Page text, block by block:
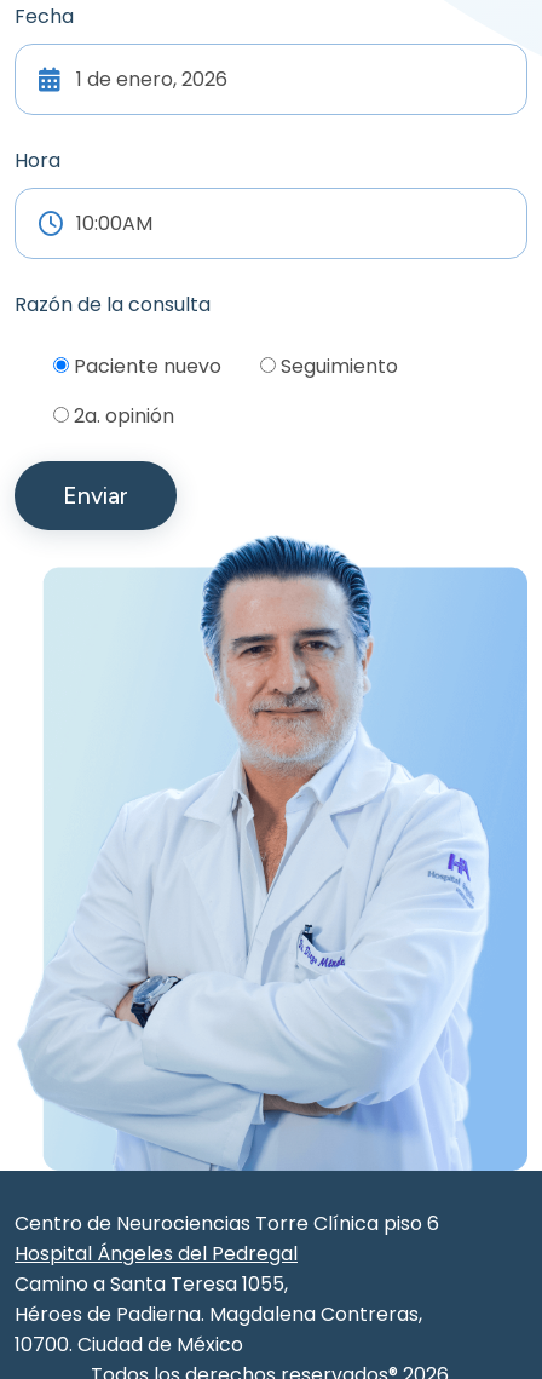
Fecha
Hora
Razón de la consulta
Paciente nuevo
Seguimiento
2a. opinión
Centro de Neurociencias Torre Clínica piso 6
Hospital Ángeles del Pedregal
Camino a Santa Teresa 1055,
Héroes de Padierna. Magdalena Contreras,
10700. Ciudad de México